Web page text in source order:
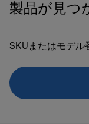
製品が見つ
SKUまたはモデル